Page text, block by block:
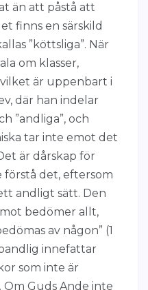
än att påstå att
finns en särskild
”köttsliga”. När
om klasser,
är uppenbart i
där han indelar
”andliga”, och
tar inte emot det
är dårskap för
förstå det, eftersom
andligt sätt. Den
bedömer allt,
av någon” (1
innefattar
som inte är
Om Guds Ande inte